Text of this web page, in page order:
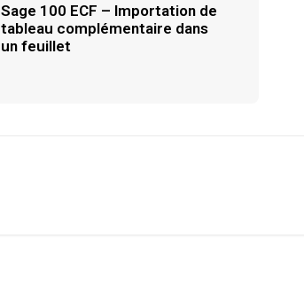
Sage 100 ECF – Importation de
tableau complémentaire dans
un feuillet